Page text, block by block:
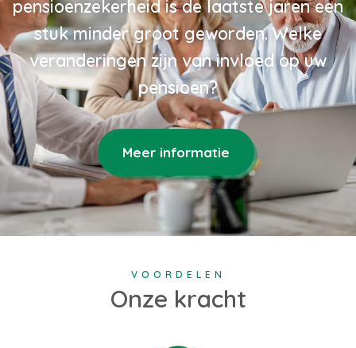
pensioenzekerheid is de laatste jaren een
stuk minder groot geworden. Welke
veranderingen zijn van invloed op uw
pensioen?
Meer informatie
VOORDELEN
Onze kracht